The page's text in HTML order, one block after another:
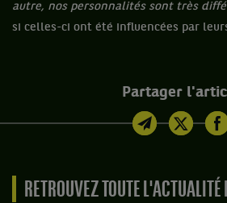
autre, nos personnalités sont très
si celles-ci ont été influencées par
Partager
RETROUVEZ TOUTE